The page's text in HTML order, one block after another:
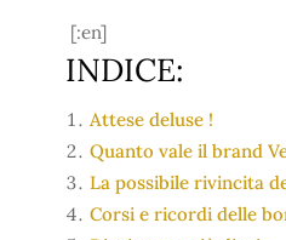
[:en]
INDICE:
Attese deluse !
Quanto vale il brand
La possibile rivincita
Corsi e ricordi delle